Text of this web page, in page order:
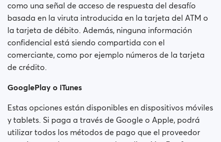
como una señal de acceso de respuesta del desafío
basada en la viruta introducida en la tarjeta del ATM o
la tarjeta de débito. Además, ninguna información
confidencial está siendo compartida con el
comerciante, como por ejemplo números de la tarjeta
de crédito.
GooglePlay o iTunes
Estas opciones están disponibles en dispositivos móviles
y tablets. Si paga a través de Google o Apple, podrá
utilizar todos los métodos de pago que el proveedor